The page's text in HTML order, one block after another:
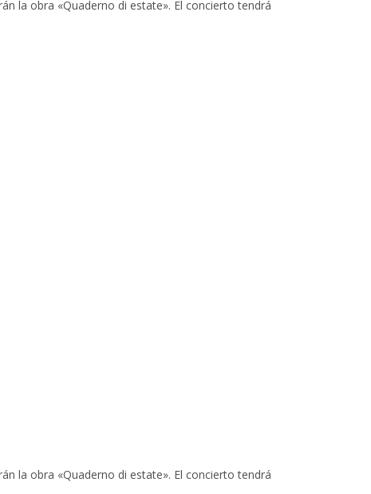
la obra «Quaderno di estate». El concierto tendrá
la obra «Quaderno di estate». El concierto tendrá